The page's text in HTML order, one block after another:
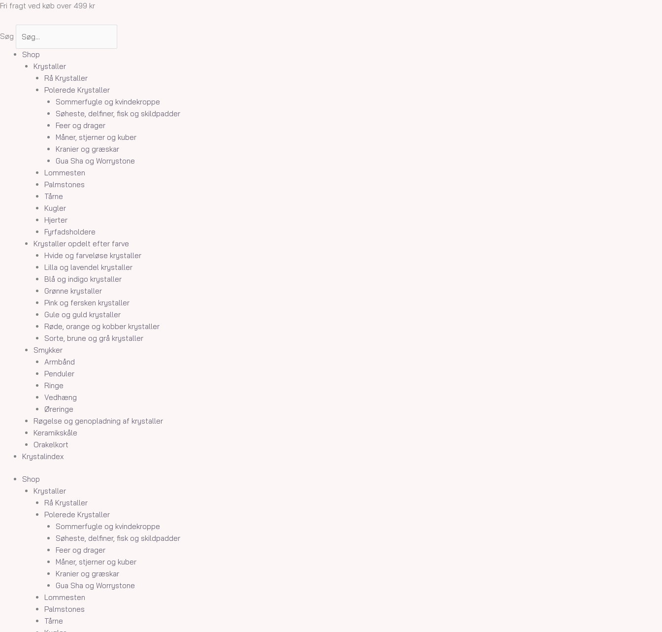
Gå
Fri fragt ved køb over 499 kr
Søg
Shop
Krystaller
Rå Krystaller
Polerede Krystaller
Sommerfugle og kvindekroppe
Søheste, delfiner, fisk og skildpadder
Feer og drager
Måner, stjerner og kuber
Kranier og græskar
Gua Sha og Worrystone
Lommesten
Palmstones
Tårne
Kugler
Hjerter
Fyrfadsholdere
Krystaller opdelt efter farve
Hvide og farveløse krystaller
Lilla og lavendel krystaller
Blå og indigo krystaller
Grønne krystaller
Pink og fersken krystaller
Gule og guld krystaller
Røde, orange og kobber krystaller
Sorte, brune og grå krystaller
Smykker
Armbånd
Penduler
Ringe
Vedhæng
Øreringe
Røgelse og genopladning af krystaller
Keramikskåle
Orakelkort
Krystalindex
Shop
Krystaller
Rå Krystaller
Polerede Krystaller
Sommerfugle og kvindekroppe
Søheste, delfiner, fisk og skildpadder
Feer og drager
Måner, stjerner og kuber
Kranier og græskar
Gua Sha og Worrystone
Lommesten
Palmstones
Tårne